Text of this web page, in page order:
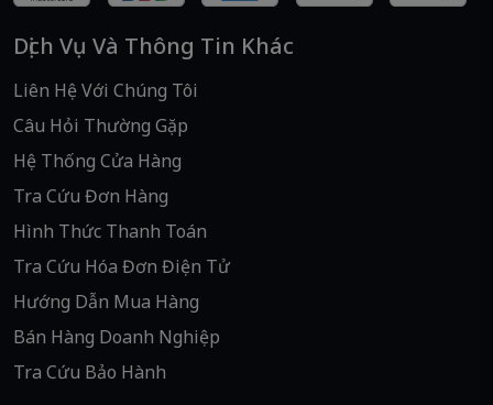
Dịch Vụ Và Thông Tin Khác
Liên Hệ Với Chúng Tôi
Câu Hỏi Thường Gặp
Hệ Thống Cửa Hàng
Tra Cứu Đơn Hàng
Hình Thức Thanh Toán
Tra Cứu Hóa Đơn Điện Tử
Hướng Dẫn Mua Hàng
Bán Hàng Doanh Nghiệp
Tra Cứu Bảo Hành